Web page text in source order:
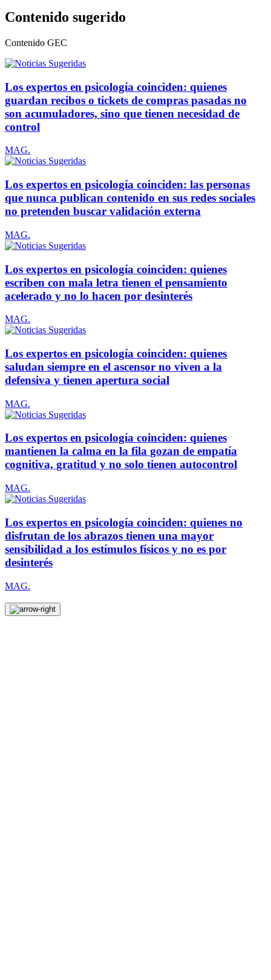
Contenido sugerido
Contenido GEC
Los expertos en psicología coinciden: quienes
guardan recibos o tickets de compras pasadas no
son acumuladores, sino que tienen necesidad de
control
MAG.
Los expertos en psicología coinciden: las personas
que nunca publican contenido en sus redes sociales
no pretenden buscar validación externa
MAG.
Los expertos en psicología coinciden: quienes
escriben con mala letra tienen el pensamiento
acelerado y no lo hacen por desinterés
MAG.
Los expertos en psicología coinciden: quienes
saludan siempre en el ascensor no viven a la
defensiva y tienen apertura social
MAG.
Los expertos en psicología coinciden: quienes
mantienen la calma en la fila gozan de empatía
cognitiva, gratitud y no solo tienen autocontrol
MAG.
Los expertos en psicología coinciden: quienes no
disfrutan de los abrazos tienen una mayor
sensibilidad a los estímulos físicos y no es por
desinterés
MAG.